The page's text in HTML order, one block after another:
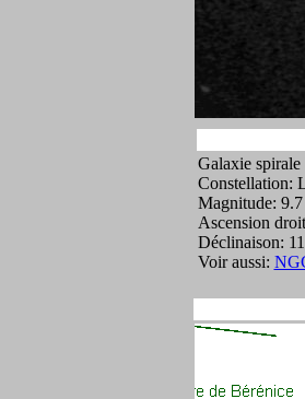
Galaxie spirale
Constellation:
Magnitude: 9.7
Ascension
Déclinaison:
Voir aussi: